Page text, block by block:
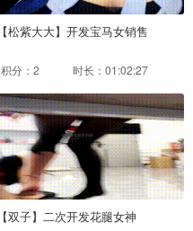
【松紫大大】开发宝马女销售
积分：2 时长：01:02:27
【双子】二次开发花腿女神